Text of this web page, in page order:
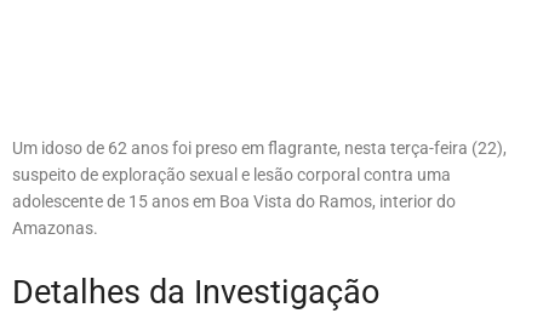
Um idoso de 62 anos foi preso em flagrante, nesta terça-feira (22),
suspeito de exploração sexual e lesão corporal contra uma
adolescente de 15 anos em Boa Vista do Ramos, interior do
Amazonas.
Detalhes da Investigação